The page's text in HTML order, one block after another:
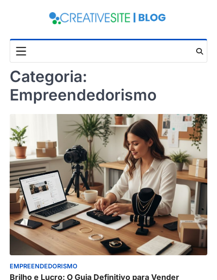
Categoria:
Empreendedorismo
EMPREENDEDORISMO
Brilho e Lucro: O Guia Definitivo para Vender